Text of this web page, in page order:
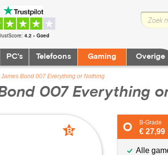
4.2 • Goed
PC's Telefoons Gaming Overige
James Bond 007 Everything or Nothing
007 Everything
B
B-Grade
€ 27,99
Alle